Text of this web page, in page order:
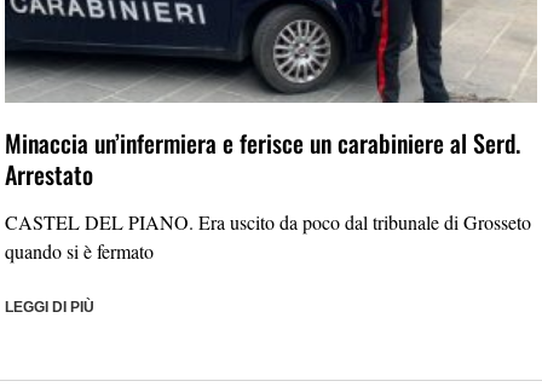
Minaccia un’infermiera e ferisce un carabiniere al Serd.
Arrestato
CASTEL DEL PIANO. Era uscito da poco dal tribunale di Grosseto
quando si è fermato
LEGGI DI PIÙ